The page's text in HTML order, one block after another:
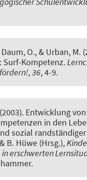
Daum, O., & Urban, M.
Surf-Kompetenz.
,36, 4-9.
(2003). Entwicklung von
in den
sozial
B. Hüwe (Hrsg.),
erschwerten